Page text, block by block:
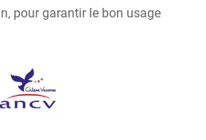
pour garantir le bon usage